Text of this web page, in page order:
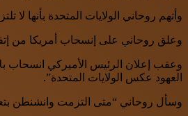
وأتهم روحاني الولايات المتحدة بأنها لا
وعلق روحاني على إنسحاب أمريكا من
العهود عكس الولايات المتحدة”.
وسأل روحاني “متى التزمت وانشنطن